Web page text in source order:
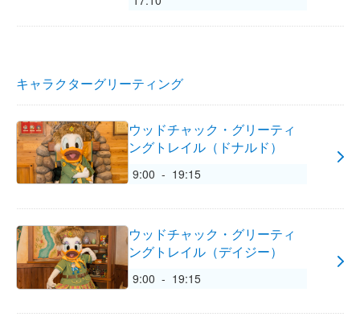
キャラクターグリーティング
ウッドチャック・グリーティ
ングトレイル（ドナルド）
9:00 - 19:15
ウッドチャック・グリーティ
ングトレイル（デイジー）
9:00 - 19:15